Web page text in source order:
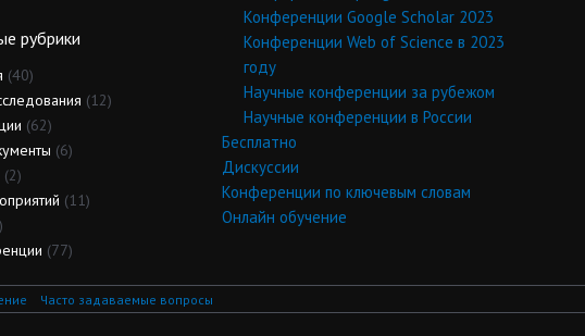
рубрики
(40)
(12)
(62)
(6)
(2)
(11)
(77)
Конференции Google Scholar 2023
Конференции Web of Science в 2023
году
Научные конференции за рубежом
Научные конференции в России
Бесплатно
Дискуссии
Конференции по ключевым словам
Онлайн обучение
Часто задаваемые вопросы